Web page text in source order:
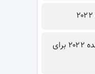
جدیدترین مدل مانتو خامه دوزی شده ۲۰۲۲ برای